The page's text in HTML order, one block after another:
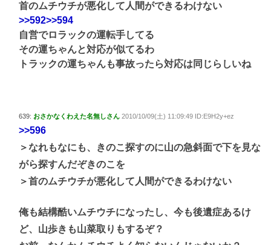
首のムチウチが悪化して人間ができるわけない
>>592>>594
自営でロラックの運転手してる
その運ちゃんと対応が似てるわ
トラックの運ちゃんも事故ったら対応は同じらしいね
639: おさかなくわえた名無しさん 2010/10/09(土) 11:09:49 ID:E9H2y+ez
>>596
＞なれもなにも、きのこ探すのに山の急斜面で下を見な
がら探すんだぞきのこを
＞首のムチウチが悪化して人間ができるわけない
俺も結構酷いムチウチになったし、今も後遺症あるけ
ど、山歩きも山菜取りもするぞ？